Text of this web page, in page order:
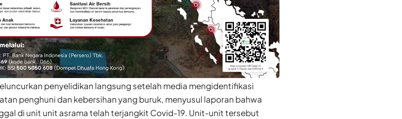
penyelidikan langsung setelah media mengidentifikasi
penghuni dan kebersihan yang buruk, menyusul laporan bahwa
di unit unit asrama telah terjangkit Covid-19. Unit-unit tersebut